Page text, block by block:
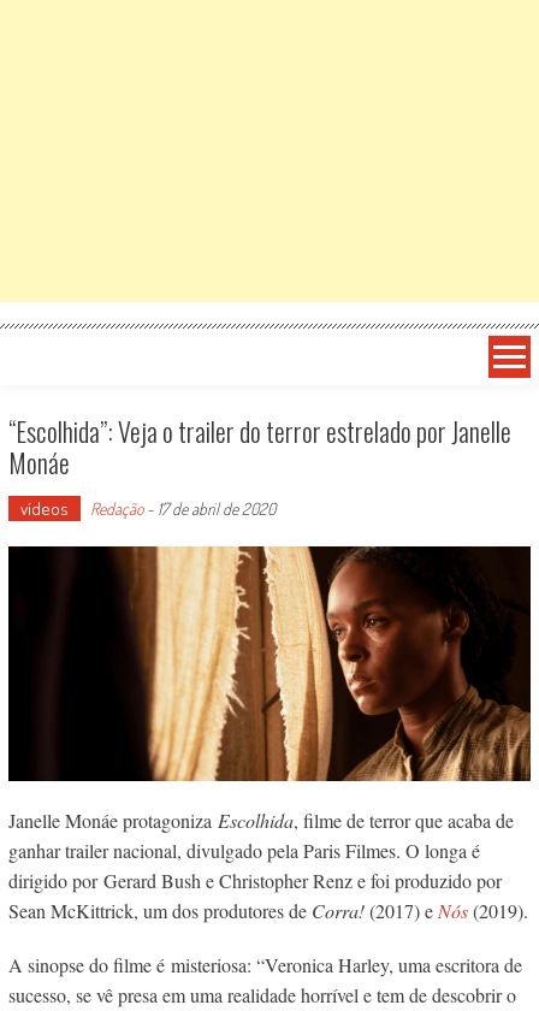
“Escolhida”: Veja o trailer do terror estrelado por Janelle
Monáe
vídeos Redação- 17 de abril de 2020
Janelle Monáe protagoniza Escolhida, filme de terror que acaba de
ganhar trailer nacional, divulgado pela Paris Filmes. O longa é
dirigido por Gerard Bush e Christopher Renz e foi produzido por
Sean McKittrick, um dos produtores de Corra!(2017) eNós(2019).
A sinopse do filme é misteriosa: “Veronica Harley, uma escritora de
sucesso, se vê presa em uma realidade horrível e tem de descobrir o